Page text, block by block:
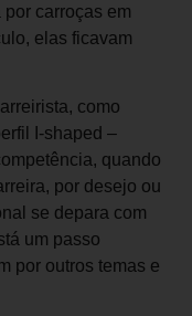
carroças em
elas ficavam
como
I-shaped –
quando
por desejo ou
se depara com
um passo
por outros temas e